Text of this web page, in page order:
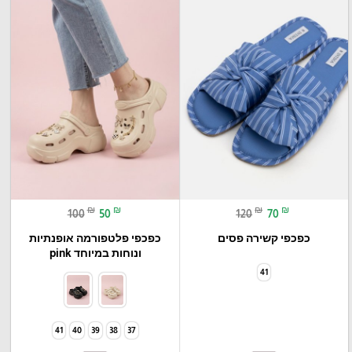
120 ₪ 70 ₪
כפכפי קשירה פסים
41
100 ₪ 50 ₪
כפכפי פלטפורמה אופנתיות
ונוחות במיוחד pink
37
38
39
40
41